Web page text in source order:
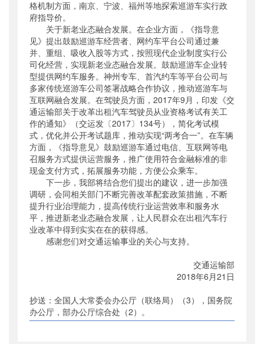
格机制方面，南京、宁波、福州等地探索巡游车实行政
府指导价。
关于新老业态融合发展。在企业方面，《指导意
见》提出鼓励巡游车经营者、网约车平台公司通过兼
并、重组、吸收入股等方式，按照现代企业制度实行公
司化经营，实现新老业态融合发展。鼓励巡游车企业转
型提供网约车服务。神州专车、首汽约车等平台公司与
多家传统巡游车公司签署战略合作协议，推动巡游车与
互联网融合发展。在驾驶员方面，2017年9月，印发《交
通运输部关于改革出租汽车驾驶员从业资格考试有关工
作的通知》（交运发〔2017〕134号），简化考试模
式，优化并公开考试题库，推动实现“两考合一”。在车辆
方面，《指导意见》鼓励巡游车通过电信、互联网等电
召服务方式提供运营服务，推广使用符合金融标准的非
现金支付方式，拓展服务功能，方便公众乘车。
下一步，我部将结合您们提出的建议，进一步加强
调研，会同相关部门不断完善改革配套政策措施，不断
提升行业治理能力，提高传统行业运营效率和服务水
平，推进新老业态融合发展，让人民群众在出租汽车行
业改革中得到实实在在的获得感。
感谢您们对交通运输事业的关心与支持。
交通运输部
2018年6月21日
抄送：全国人大常委会办公厅（联络局）（3），国务院
办公厅，部办公厅综合处（2）。